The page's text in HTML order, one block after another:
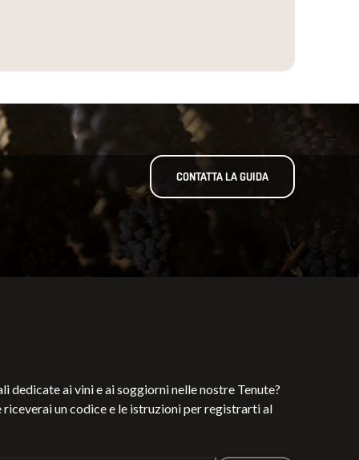
CONTATTA LA GUIDA
dedicate ai vini e ai soggiorni nelle nostre Tenute?
un codice e le istruzioni per registrarti al